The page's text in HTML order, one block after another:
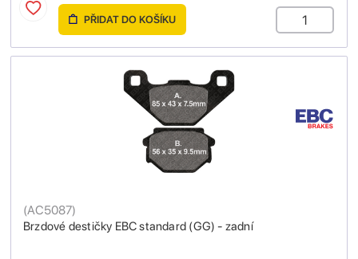
PŘIDAT DO KOŠÍKU
Brzdové destičky EBC standard (GG) - zadní
(AC5087)